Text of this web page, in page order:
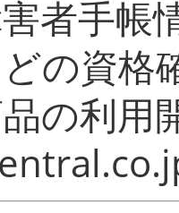
者手帳
の資格
の利用